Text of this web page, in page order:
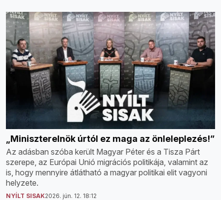
„Miniszterelnök úrtól ez maga az önleleplezés!”
Az adásban szóba került Magyar Péter és a Tisza Párt
szerepe, az Európai Unió migrációs politikája, valamint az
is, hogy mennyire átlátható a magyar politikai elit vagyoni
helyzete.
NYÍLT SISAK2026. jún. 12. 18:12